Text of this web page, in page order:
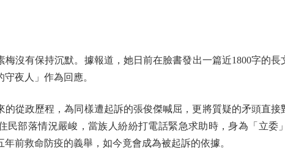
有保持沉默。據報道，她日前在臉書發出一篇近1800字的長
夜人」作為回應。
政歷程，為同樣遭起訴的張俊傑喊屈，更將質疑的矛頭直接
民部落情況嚴峻，當族人紛紛打電話緊急求助時，身為「立委
前救命防疫的義舉，如今竟會成為被起訴的依據。